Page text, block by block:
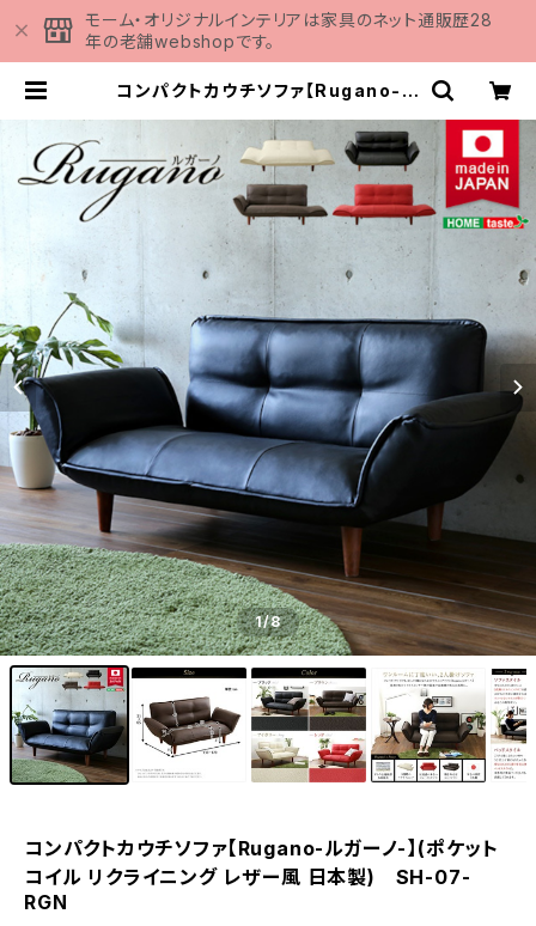
モーム・オリジナルインテリアは家具のネット通販歴28
年の老舗webshopです。
コンパクトカウチソファ【Rugano-ル
ング レザー風 日本製) SH-07-RG
N | 家具の通販専門店 MOMU
1/8
コンパクトカウチソファ【Rugano-ルガーノ-】(ポケット
コイル リクライニング レザー風 日本製) SH-07-
RGN